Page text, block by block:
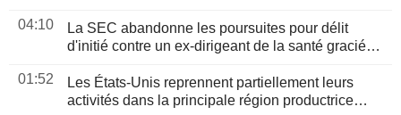
04:10
La SEC abandonne les poursuites pour délit
d'initié contre un ex-dirigeant de la santé gracié
01:52
Les États-Unis reprennent partiellement leurs
activités dans la principale région productrice